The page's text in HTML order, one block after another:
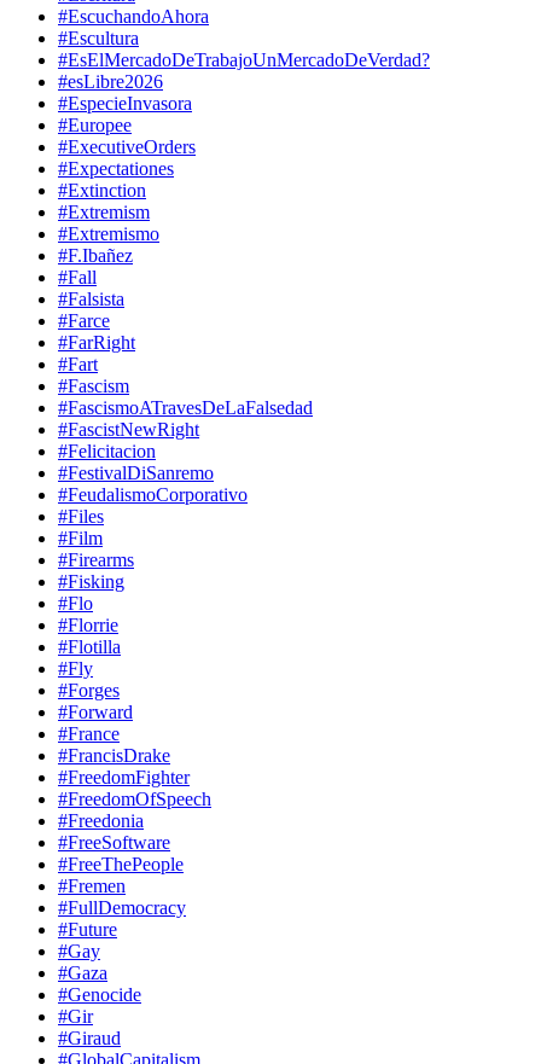
#EscuchandoAhora
#Escultura
#EsElMercadoDeTrabajoUnMercadoDeVerdad?
#esLibre2026
#EspecieInvasora
#Europee
#ExecutiveOrders
#Expectationes
#Extinction
#Extremism
#Extremismo
#F.Ibañez
#Fall
#Falsista
#Farce
#FarRight
#Fart
#Fascism
#FascismoATravesDeLaFalsedad
#FascistNewRight
#Felicitacion
#FestivalDiSanremo
#FeudalismoCorporativo
#Files
#Film
#Firearms
#Fisking
#Flo
#Florrie
#Flotilla
#Fly
#Forges
#Forward
#France
#FrancisDrake
#FreedomFighter
#FreedomOfSpeech
#Freedonia
#FreeSoftware
#FreeThePeople
#Fremen
#FullDemocracy
#Future
#Gay
#Gaza
#Genocide
#Gir
#Giraud